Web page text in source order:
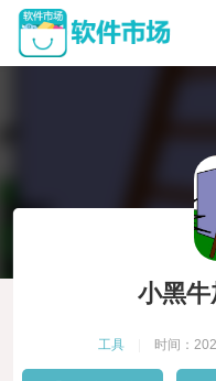
小黑
工具 时间：